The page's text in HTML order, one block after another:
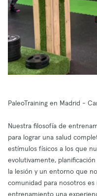
PaleoTraining en Madrid -
Nuestra filosofía de
para lograr una salud
estímulos físicos a los que
evolutivamente,
la lesión y un entorno que
comunidad para nosotros es
entrenamiento una